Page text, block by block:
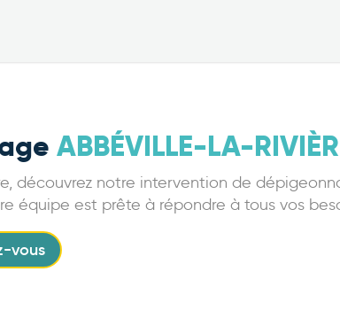
ABBÉVILLE-LA-
découvrez notre intervention de
équipe est prête à répondre à tous vos
vous